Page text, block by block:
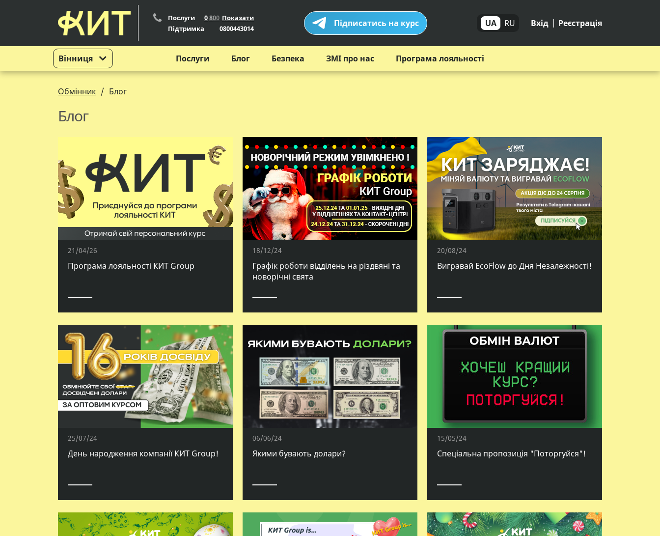
Вінниця
Послуги 0800 Показати
Підтримка
0800443014 Підписатись на курс UA RU Вхід Реєстрація
Послуги Блог Безпека ЗМІ про нас Програма лояльності
Обмінник Блог
Блог
21/04/26
Програма лояльності КИТ Group
18/12/24
Графік роботи відділень на різдвяні та
новорічні свята
20/08/24
Вигравай EcoFlow до Дня Незалежності!
25/07/24
День народження компанії КИТ Group!
06/06/24
Якими бувають долари?
15/05/24
Спеціальна пропозиція "Поторгуйся"!